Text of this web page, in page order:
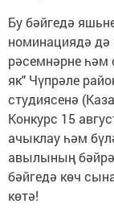
Бу бәйгедә
номинациядә
рәсемнәрне һәм
як" Чүпрәле
студиясенә
Конкурс 15
ачыклау һәм
авылының
бәйгедә көч
көтә!